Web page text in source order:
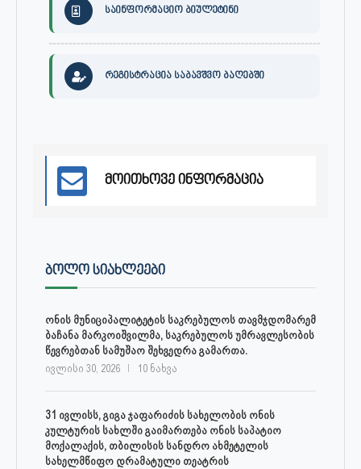
საინფორმაციო ბიულეტინი
რეგისტრაცია საბავშვო ბაღებში
მოითხოვე ინფორმაცია
ᲑᲝᲚᲝ ᲡᲘᲐᲮᲚᲔᲔᲑᲘ
ონის მუნიციპალიტეტის საკრებულოს თავმჯდომარემ
ბაჩანა მარკოიშვილმა, საკრებულოს უმრავლესობის
წევრებთან სამუშაო შეხვედრა გამართა.
ივლისი 30, 2026 10 ნახვა
31 ივლისს, გიგა ჯაფარიძის სახელობის ონის
კულტურის სახლში გაიმართება ონის საპატიო
მოქალაქის, თბილისის სანდრო ახმეტელის
სახელმწიფო დრამატული თეატრის